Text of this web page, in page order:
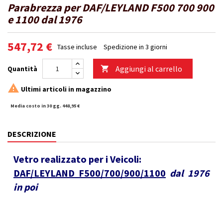
Parabrezza per DAF/LEYLAND F500 700 900
e 1100 dal 1976
547,72 € Tasse incluse Spedizione in 3 giorni
Quantità  Aggiungi al carrello
 Ultimi articoli in magazzino
Media costo in 30 gg. 448,95 €
DESCRIZIONE
Vetro realizzato per i Veicoli:
DAF/LEYLAND F500/700/900/1100 dal 1976
in poi